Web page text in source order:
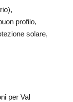
fino a 20
di 2
profilo,
solare,
per Val